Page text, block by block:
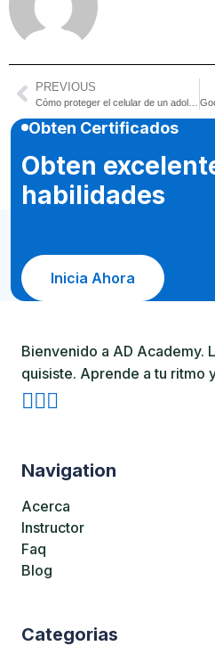
PREVIOUS
Obten Certificados
Obten
habilidades
Inicia Ahora
Bienvenido a AD Academy.
quisiste. Aprende a tu ritmo
Navigation
Acerca
Instructor
Faq
Blog
Categorias